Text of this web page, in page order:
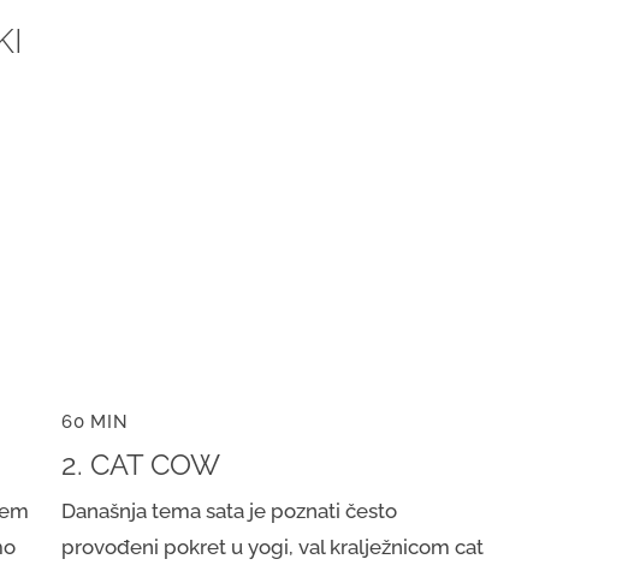
60 MIN
2. CAT COW
Današnja tema sata je poznati često
provođeni pokret u yogi, val kralježnicom cat